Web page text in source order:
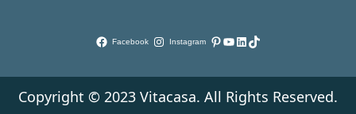
Facebook Instagram Pinterest
YouTube
LinkedIn
TikTok
Copyright © 2023 Vitacasa. All Rights Reserved.